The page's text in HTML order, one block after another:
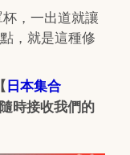
，一出道就讓
，就是這種修
日本集合
時接收我們的